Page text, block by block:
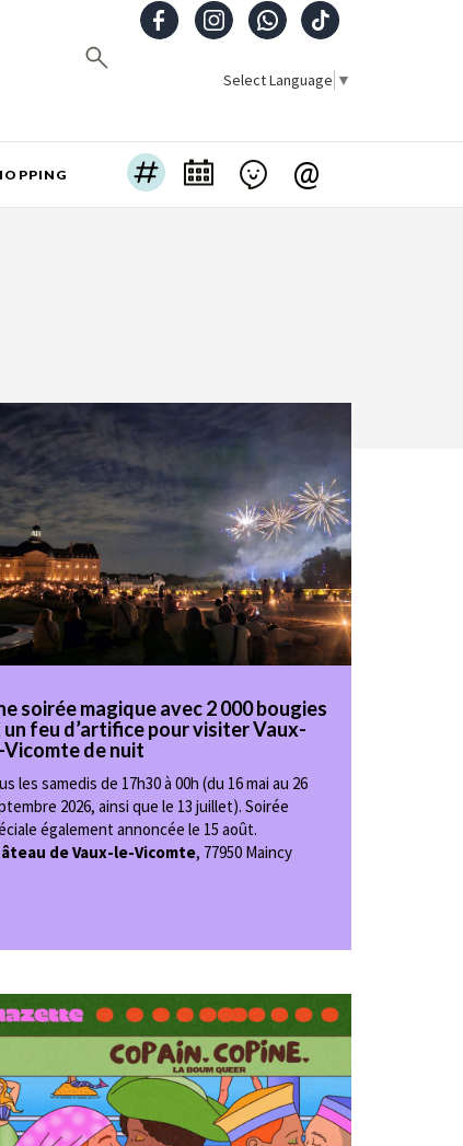
Select Language ▼
@
soirée magique avec 2 000 bougies
un feu d’artifice pour visiter Vaux-
Vicomte de nuit
les samedis de 17h30 à 00h (du 16 mai au 26
2026, ainsi que le 13 juillet). Soirée
également annoncée le 15 août.
de Vaux-le-Vicomte, 77950 Maincy